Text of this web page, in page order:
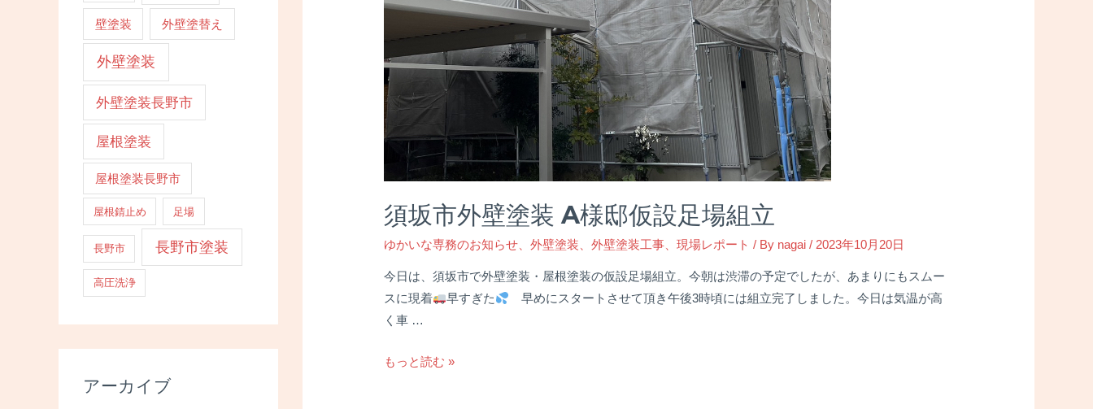
壁塗装 外壁塗替え
外壁塗装
外壁塗装長野市
屋根塗装
屋根塗装長野市
屋根錆止め 足場
長野市 長野市塗装
高圧洗浄
アーカイブ
須坂市外壁塗装 A様邸仮設足場組立
ゆかいな専務のお知らせ 、外壁塗装 、外壁塗装工事 、現場レポート / By nagai / 2023年10月20日
今日は、須坂市で外壁塗装・屋根塗装の仮設足場組立。今朝は渋滞の予定でしたが、あまりにもスムー
スに現着
早すぎた
早めにスタートさせて頂き午後3時頃には組立完了しました。今日は気温が高
く車 …
須
もっと読む »